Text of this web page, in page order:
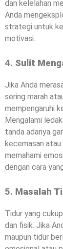
dan kelelahan
Anda
strategi untuk
motivasi.
4. Sulit
Jika Anda
sering marah
mempengaruhi
Mengalami
tanda adanya
kecemasan
memahami
dengan cara
5. Masalah
Tidur yang
dan fisik. Jika
maupun tidur